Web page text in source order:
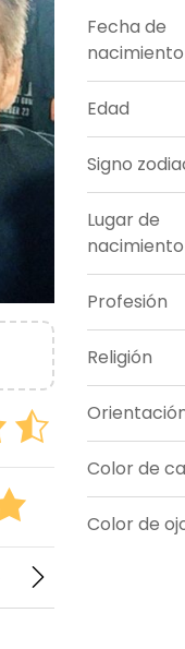
Fecha de
nacimiento
Edad
Signo
Lugar de
nacimiento
Profesión
Religión
Color de
Color de